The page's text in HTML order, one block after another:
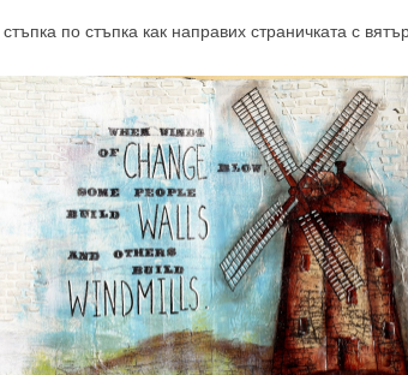
по стъпка как направих страничката с